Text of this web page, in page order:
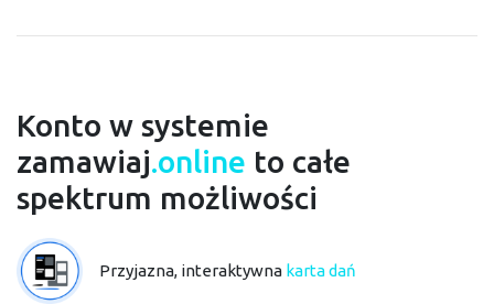
Konto w systemie
zamawiaj.online to całe
spektrum możliwości
Przyjazna, interaktywna karta dań